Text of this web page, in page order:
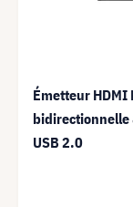
Émetteur HDMI
bidirectionnelle
USB 2.0